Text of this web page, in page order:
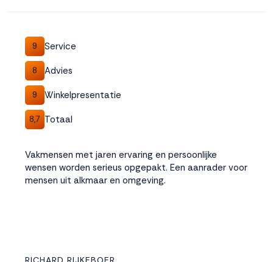
9 Service
8 Advies
9 Winkelpresentatie
8,7 Totaal
Vakmensen met jaren ervaring en persoonlijke
wensen worden serieus opgepakt. Een aanrader voor
mensen uit alkmaar en omgeving.